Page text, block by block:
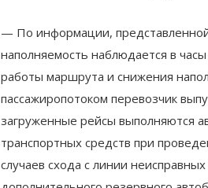
— По информации, представленной
наполняемость наблюдается в
работы маршрута и снижения
пассажиропотоком перевозчик
загруженные рейсы выполняются
транспортных средств при
случаев схода с линии